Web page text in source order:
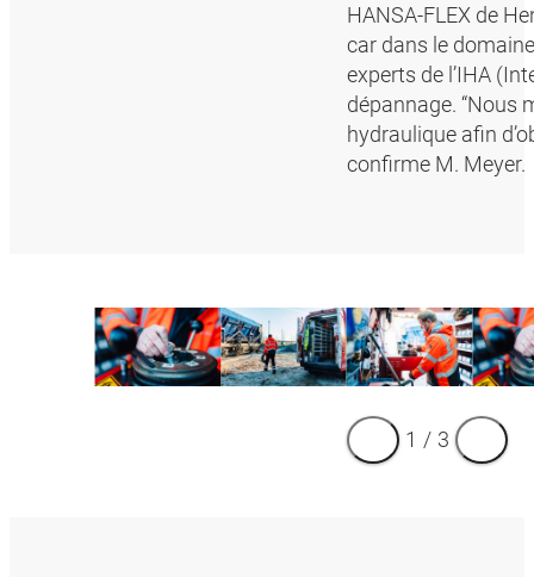
HANSA-FLEX de
car dans le
experts de l’IHA
dépannage. “Nous
hydraulique afin
confirme M. Meyer.
1 / 3